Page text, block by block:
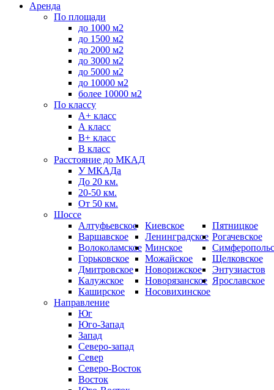
Аренда
По площади
до 1000 м2
до 1500 м2
до 2000 м2
до 3000 м2
до 5000 м2
до 10000 м2
более 10000 м2
По классу
А+ класс
А класс
B+ класс
В класс
Расстояние до МКАД
У МКАДа
До 20 км.
20-50 км.
От 50 км.
Шоссе
Алтуфьевское
Варшавское
Волоколамское
Горьковское
Дмитровское
Калужское
Каширское
Киевское
Ленинградское
Минское
Можайское
Новорижское
Новорязанское
Носовихинское
Пятницкое
Рогачевское
Щелковское
Энтузиастов
Ярославское
Направление
Юг
Юго-Запад
Запад
Северо-запад
Север
Северо-Восток
Восток